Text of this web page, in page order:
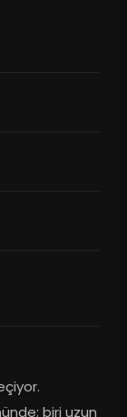
biri uzun